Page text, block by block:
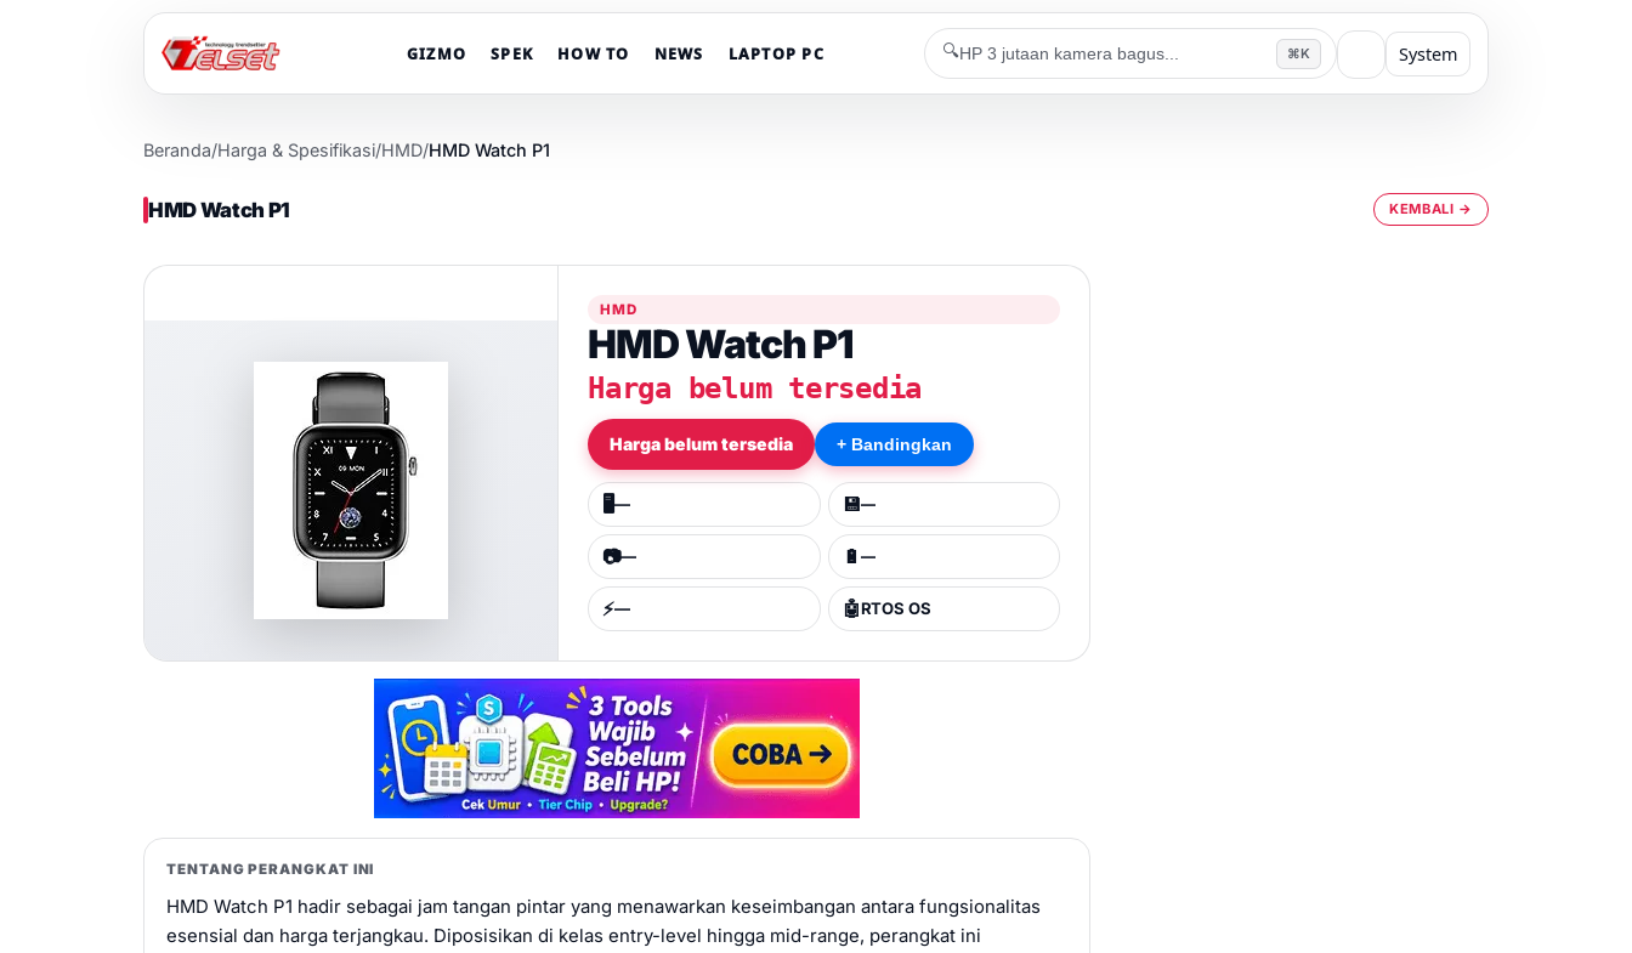
GIZMO SPEK HOW TO NEWS LAPTOP PC 🔍 ⌘K System
Beranda/Harga & Spesifikasi/HMD/HMD Watch P1
HMD Watch P1 KEMBALI →
HMD
HMD Watch P1
Harga belum tersedia
Harga belum tersedia + Bandingkan
🖥️— 💾—
📷— 🔋 —
⚡— 🤖RTOS OS
TENTANG PERANGKAT INI
HMD Watch P1 hadir sebagai jam tangan pintar yang menawarkan keseimbangan antara fungsionalitas
esensial dan harga terjangkau. Diposisikan di kelas entry-level hingga mid-range, perangkat ini